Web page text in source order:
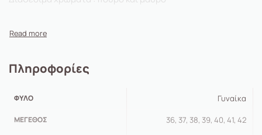
Πληροφορίες
ΦΎΛΟ Γυναίκα
ΜΈΓΕΘΟΣ 36, 37, 38, 39, 40, 41, 42